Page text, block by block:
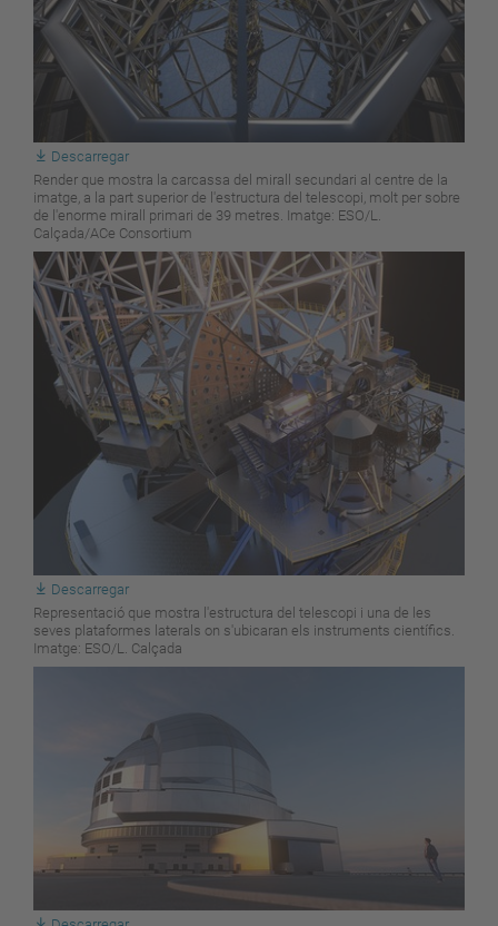
Descarregar
Render que mostra la carcassa del mirall secundari al centre de la
imatge, a la part superior de l'estructura del telescopi, molt per sobre
de l'enorme mirall primari de 39 metres. Imatge: ESO/L.
Calçada/ACe Consortium
Descarregar
Representació que mostra l'estructura del telescopi i una de les
seves plataformes laterals on s'ubicaran els instruments científics.
Imatge: ESO/L. Calçada